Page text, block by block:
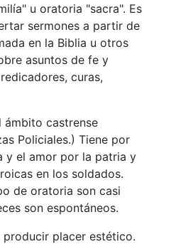
u oratoria "sacra". Es
sermones a partir de
en la Biblia u otros
asuntos de fe y
curas,
ámbito castrense
Policiales.) Tiene por
y el amor por la patria y
en los soldados.
de oratoria son casi
son espontáneos.
producir placer estético.